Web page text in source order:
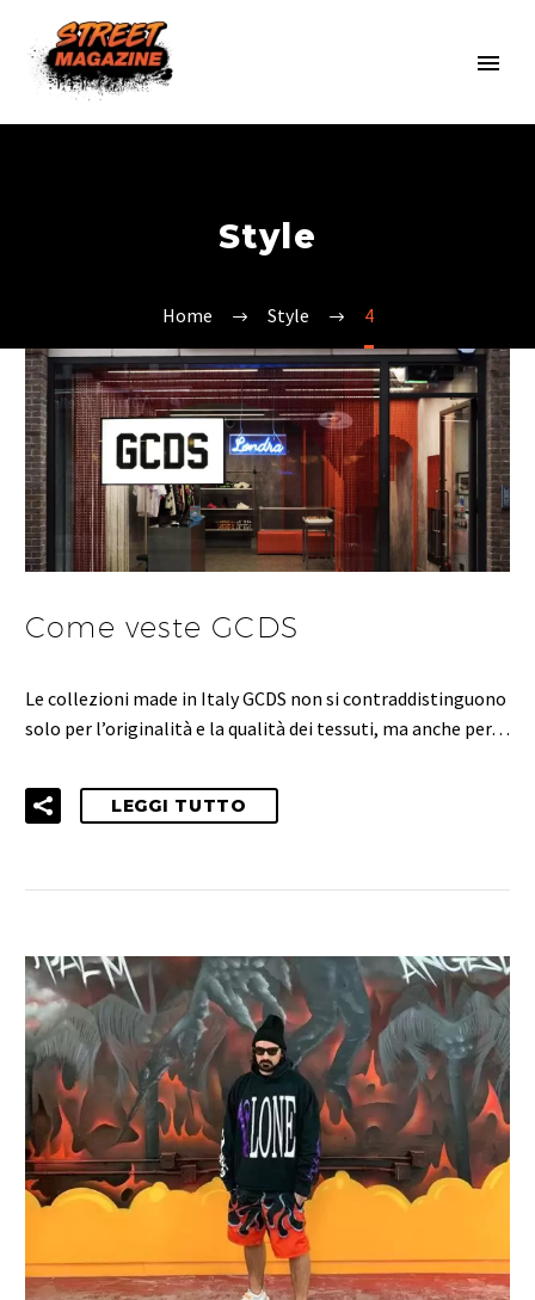
Style
Home Style 4
Come veste GCDS
Le collezioni made in Italy GCDS non si contraddistinguono
solo per l’originalità e la qualità dei tessuti, ma anche per…
LEGGI TUTTO